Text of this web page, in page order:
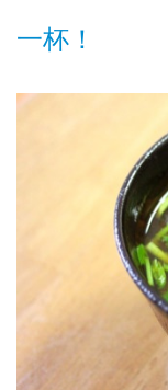
一杯！